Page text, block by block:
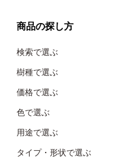
商品の探し方
検索で選ぶ
樹種で選ぶ
価格で選ぶ
色で選ぶ
用途で選ぶ
タイプ・形状で選ぶ